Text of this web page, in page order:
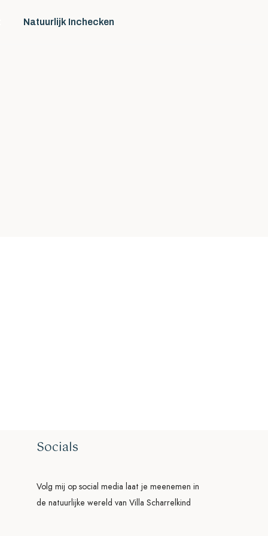
Natuurlijk Inchecken
Socials
Volg mij op social media laat je meenemen in
de natuurlijke wereld van Villa Scharrelkind